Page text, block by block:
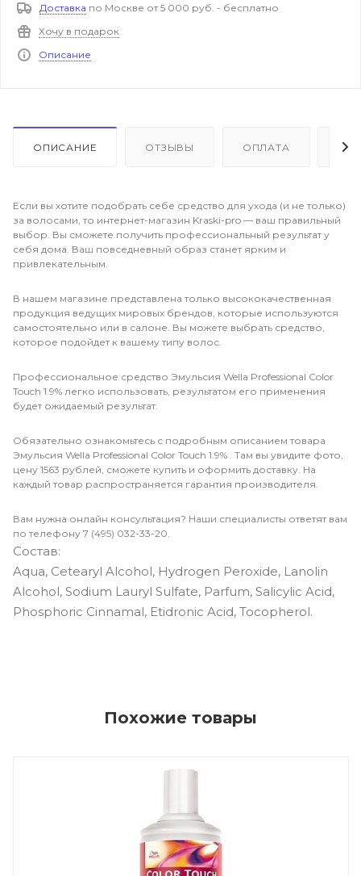
Доставка по Москве от 5 000 руб. - бесплатно
Хочу в подарок
Описание
ОПИСАНИЕ ОТЗЫВЫ ОПЛАТА
Если вы хотите подобрать себе средство для ухода (и не только)
за волосами, то интернет-магазин Kraski-pro — ваш правильный
выбор. Вы сможете получить профессиональный результат у
себя дома. Ваш повседневный образ станет ярким и
привлекательным.
В нашем магазине представлена только высококачественная
продукция ведущих мировых брендов, которые используются
самостоятельно или в салоне. Вы можете выбрать средство,
которое подойдет к вашему типу волос.
Профессиональное средство Эмульсия Wella Professional Color
Touch 1.9% легко использовать, результатом его применения
будет ожидаемый результат.
Обязательно ознакомьтесь с подробным описанием товара
Эмульсия Wella Professional Color Touch 1.9% . Там вы увидите фото,
цену 1563 рублей, сможете купить и оформить доставку. На
каждый товар распространяется гарантия производителя.
Вам нужна онлайн консультация? Наши специалисты ответят вам
по телефону 7 (495) 032-33-20.
Состав:
Aqua, Cetearyl Alcohol, Hydrogen Peroxide, Lanolin
Alcohol, Sodium Lauryl Sulfate, Parfum, Salicylic Acid,
Phosphoric Cinnamal, Etidronic Acid, Tocopherol.
Похожие товары